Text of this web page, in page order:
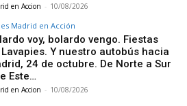
en Accion - 10/08/2026
Madrid en Acción
voy, bolardo vengo. Fiestas
Y nuestro autobús hacia
24 de octubre. De Norte a Sur
Este…
en Accion - 10/08/2026